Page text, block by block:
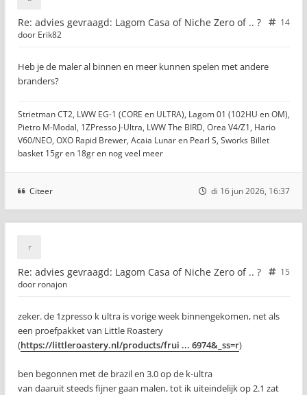
Re: advies gevraagd: Lagom Casa of Niche Zero of .. ?
14
door Erik82
Heb je de maler al binnen en meer kunnen spelen met andere
branders?
Strietman CT2, LWW EG-1 (CORE en ULTRA), Lagom 01 (102HU en OM),
Pietro M-Modal, 1ZPresso J-Ultra, LWW The BIRD, Orea V4/Z1, Hario
V60/NEO, OXO Rapid Brewer, Acaia Lunar en Pearl S, Sworks Billet
basket 15gr en 18gr en nog veel meer
Citeer di 16 jun 2026, 16:37
Re: advies gevraagd: Lagom Casa of Niche Zero of .. ?
15
door ronajon
zeker. de 1zpresso k ultra is vorige week binnengekomen, net als
een proefpakket van Little Roastery
(https://littleroastery.nl/products/frui ... 6974&_ss=r)
ben begonnen met de brazil en 3.0 op de k-ultra
van daaruit steeds fijner gaan malen, tot ik uiteindelijk op 2.1 zat